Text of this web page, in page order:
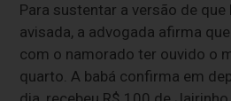
Para sustentar a versão de
avisada, a advogada afirma
com o namorado ter ouvido o
quarto. A babá confirma em